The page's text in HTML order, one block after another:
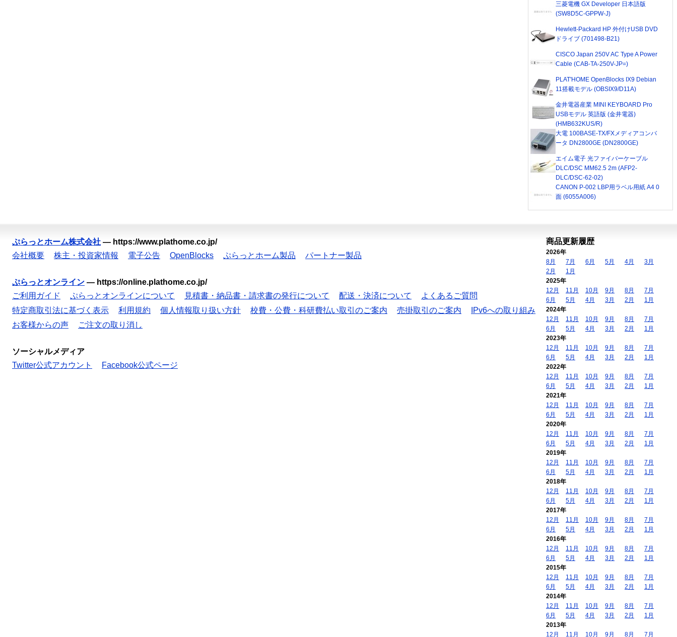
三菱電機 GX Developer 日本語版
(SW8D5C-GPPW-J)
Hewlett-Packard HP 外付けUSB DVD
ドライブ (701498-B21)
CISCO Japan 250V AC Type A Power
Cable (CAB-TA-250V-JP=)
PLAT'HOME OpenBlocks IX9 Debian
11搭載モデル (OBSIX9/D11A)
金井電器産業 MINI KEYBOARD Pro
USBモデル 英語版 (金井電器)
(HMB632KUS/R)
大電 100BASE-TX/FXメディアコンバ
ータ DN2800GE (DN2800GE)
エイム電子 光ファイバーケーブル
DLC/DSC MM62.5 2m (AFP2-
DLC/DSC-62-02)
CANON P-002 LBP用ラベル用紙 A4 0
面 (6055A006)
ぷらっとホーム株式会社 — https://www.plathome.co.jp/
会社概要
株主・投資家情報 電子公告 OpenBlocks ぷらっとホーム製品 パートナー製品
ぷらっとオンライン — https://online.plathome.co.jp/
ご利用ガイド
ぷらっとオンラインについて 見積書・納品書・請求書の発行について 配送・決済について
よくあるご質問
特定商取引法に基づく表示
利用規約 個人情報取り扱い方針 校費・公費・科研費払い取引のご案内 売掛取引のご案内
IPv6への取り組み
お客様からの声
ご注文の取り消し
ソーシャルメディア
Twitter公式アカウント
Facebook公式ページ
商品更新履歴
2026年
8月
7月 6月 5月 4月
3月
2月
1月
2025年
12月
11月 10月 9月 8月
7月
6月
5月 4月 3月 2月
1月
2024年
12月
11月 10月 9月 8月
7月
6月
5月 4月 3月 2月
1月
2023年
12月
11月 10月 9月 8月
7月
6月
5月 4月 3月 2月
1月
2022年
12月
11月 10月 9月 8月
7月
6月
5月 4月 3月 2月
1月
2021年
12月
11月 10月 9月 8月
7月
6月
5月 4月 3月 2月
1月
2020年
12月
11月 10月 9月 8月
7月
6月
5月 4月 3月 2月
1月
2019年
12月
11月 10月 9月 8月
7月
6月
5月 4月 3月 2月
1月
2018年
12月
11月 10月 9月 8月
7月
6月
5月 4月 3月 2月
1月
2017年
12月
11月 10月 9月 8月
7月
6月
5月 4月 3月 2月
1月
2016年
12月
11月 10月 9月 8月
7月
6月
5月 4月 3月 2月
1月
2015年
12月
11月 10月 9月 8月
7月
6月
5月 4月 3月 2月
1月
2014年
12月
11月 10月 9月 8月
7月
6月
5月 4月 3月 2月
1月
2013年
12月
11月 10月 9月 8月 7月